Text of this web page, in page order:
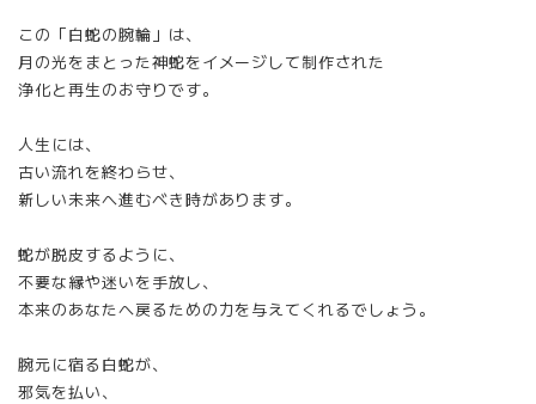
この「白蛇の腕輪」は、
月の光をまとった神蛇をイメージして制作された
浄化と再生のお守りです。
人生には、
古い流れを終わらせ、
新しい未来へ進むべき時があります。
蛇が脱皮するように、
不要な縁や迷いを手放し、
本来のあなたへ戻るための力を与えてくれるでしょう。
腕元に宿る白蛇が、
邪気を払い、